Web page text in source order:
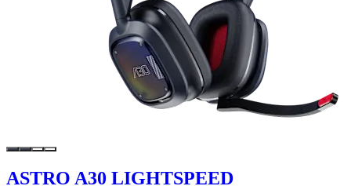
ASTRO A30 LIGHTSPEED